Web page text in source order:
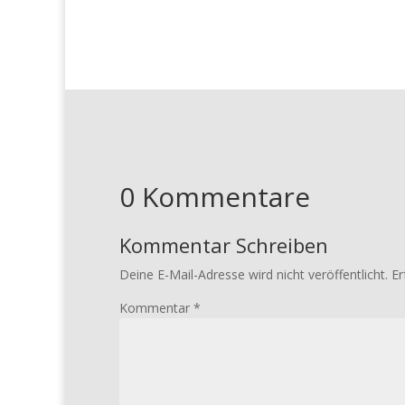
0 Kommentare
Kommentar Schreiben
Deine E-Mail-Adresse wird nicht veröffentlicht.
Kommentar *